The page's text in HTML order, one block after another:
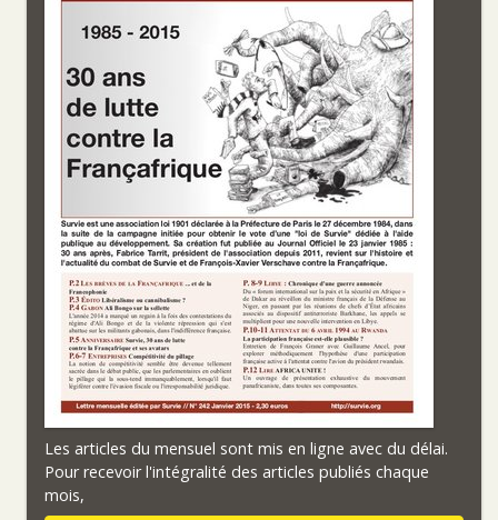
Les articles du mensuel sont mis en ligne avec du délai.
Pour recevoir l'intégralité des articles publiés chaque
mois,